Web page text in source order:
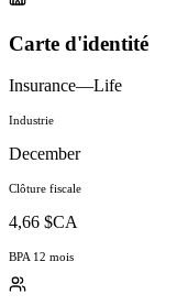
Carte d'identité
Insurance—Life
Industrie
December
Clôture fiscale
4,66 $CA
BPA 12 mois